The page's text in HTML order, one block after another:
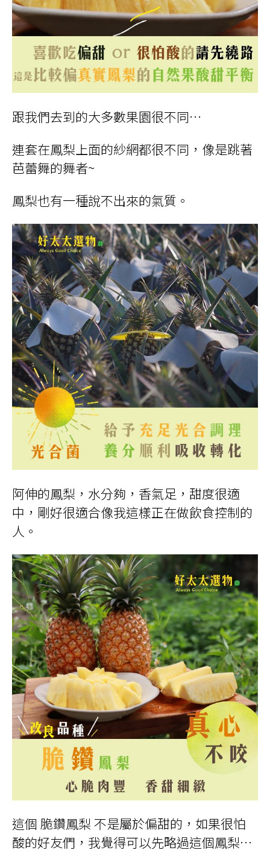
跟我們去到的大多數果園很不同…
連套在鳳梨上面的紗網都很不同，像是跳著
芭蕾舞的舞者~
鳳梨也有一種說不出來的氣質。
阿伸的鳳梨，水分夠，香氣足，甜度很適
中，剛好很適合像我這樣正在做飲食控制的
人。
這個 脆鑽鳳梨 不是屬於偏甜的，如果很怕
酸的好友們，我覺得可以先略過這個鳳梨…